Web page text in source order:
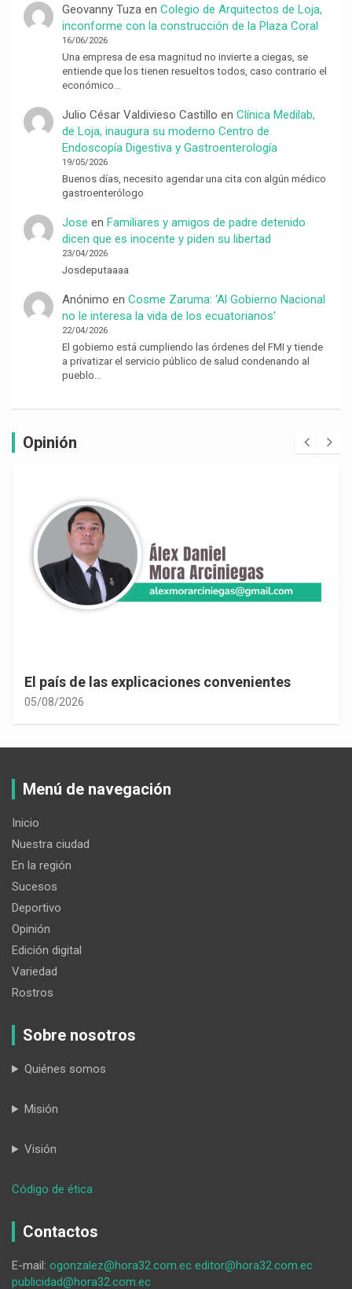
Geovanny Tuzaen Colegio de Arquitectos de Loja,
inconforme con la construcción de la Plaza Coral
16/06/2026
Una empresa de esa magnitud no invierte a ciegas, se
entiende que los tienen resueltos todos, caso contrario el
económico…
Julio César Valdivieso Castillo en Clínica Medilab,
de Loja, inaugura su moderno Centro de
Endoscopía Digestiva y Gastroenterología
19/05/2026
Buenos días, necesito agendar una cita con algún médico
gastroenterólogo
Jose en Familiares y amigos de padre detenido
dicen que es inocente y piden su libertad
23/04/2026
Josdeputaaaa
Anónimo en Cosme Zaruma: ‘Al Gobierno Nacional
no le interesa la vida de los ecuatorianos’
22/04/2026
El gobierno está cumpliendo las órdenes del FMI y tiende
a privatizar el servicio público de salud condenando al
pueblo…
Opinión
El país de las explicaciones convenientes
05/08/2026
Menú de navegación
Inicio
Nuestra ciudad
En la región
Sucesos
Deportivo
Opinión
Edición digital
Variedad
Rostros
Sobre nosotros
Quiénes somos
Misión
Visión
Código de ética
de
padres
Contactos
E-mail: ogonzalez@hora32.com.ec editor@hora32.com.ec
publicidad@hora32.com.ec